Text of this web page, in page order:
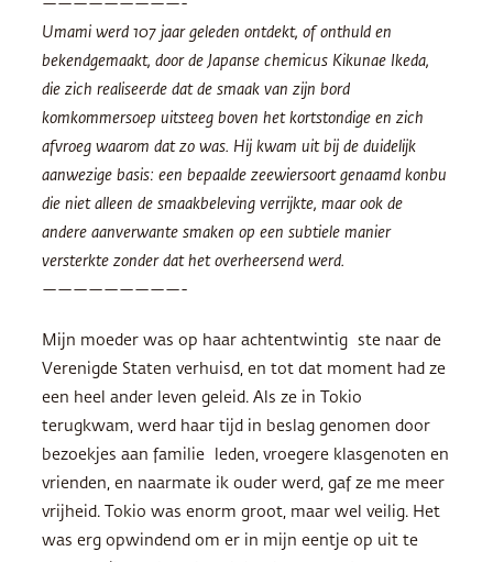
—————————-
Umami werd 107 jaar geleden ontdekt, of onthuld en
bekendgemaakt, door de Japanse chemicus Kikunae Ikeda,
die zich realiseerde dat de smaak van zijn bord
komkommersoep uitsteeg boven het kortstondige en zich
afvroeg waarom dat zo was. Hij kwam uit bij de duidelijk
aanwezige basis: een bepaalde zeewiersoort genaamd konbu
die niet alleen de smaakbeleving verrijkte, maar ook de
andere aanverwante smaken op een subtiele manier
versterkte zonder dat het overheersend werd.
—————————-
Mijn moeder was op haar achtentwintig ste naar de
Verenigde Staten verhuisd, en tot dat moment had ze
een heel ander leven geleid. Als ze in Tokio
terugkwam, werd haar tijd in beslag genomen door
bezoekjes aan familie leden, vroegere klasgenoten en
vrienden, en naarmate ik ouder werd, gaf ze me meer
vrijheid. Tokio was enorm groot, maar wel veilig. Het
was erg opwindend om er in mijn eentje op uit te